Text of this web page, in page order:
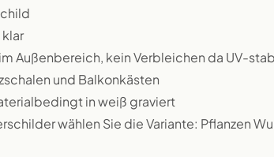
Außenbereich, kein Verbleichen da UV-
und Balkonkästen
in weiß graviert
wählen Sie die Variante: Pflanzen